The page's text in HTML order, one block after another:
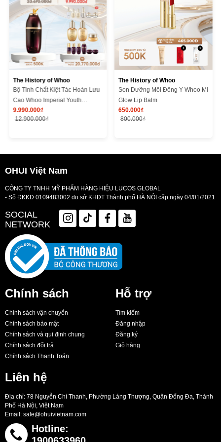
The History of Whoo
Bộ Tinh Chất Kiệt Tác Hoàn Lưu
Cao Whoo Imperial Youth
Recovery Serum Special Set
9.990.000₫
12.900.000₫
The History of Whoo
Son Dưỡng Môi Đông Y Whoo Mi
Glow Lip Balm
650.000₫
800.000₫
OHUI Việt Nam
CÔNG TY TNHH MỸ PHẨM HÀNG HIỆU LUCOS GLOBAL
- Số ĐKKD 0109483002 do sở KHĐT Thành phố HÀ NỘI cấp ngày 04/01/2021
SOCIAL
NETWORK
Chính sách
Chính sách vận chuyển
Chính sách bảo mật
Chính sách và qui định chung
Chính sách đổi trả
Chính sách Thanh Toán
Hỗ trợ
Tìm kiếm
Đăng nhập
Đăng ký
Giỏ hàng
Liên hệ
Địa chỉ: 78 Nguyễn Chí Thanh, Phường Láng Thượng, Quận Đống Đa, Thành
Phố Hà Nội, Việt Nam
Email: sale@ohuivietnam.com
Hotline: